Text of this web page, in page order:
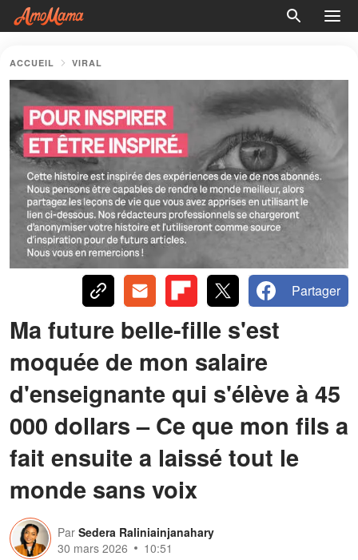
ACCUEIL VIRAL
Partager
Ma future belle-fille s'est
moquée de mon salaire
d'enseignante qui s'élève à 45
000 dollars – Ce que mon fils a
fait ensuite a laissé tout le
monde sans voix
Par Sedera Raliniainjanahary
30 mars 2026
10:51